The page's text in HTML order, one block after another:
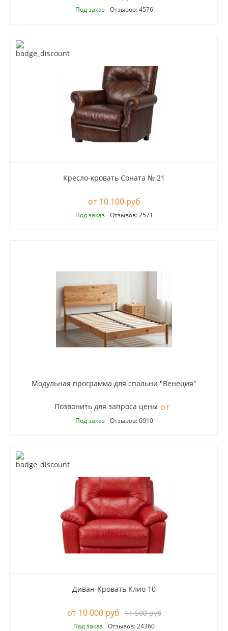
Под заказ Отзывов: 4576
Кресло-кровать Соната № 21
10 100 руб
Под заказ Отзывов: 2571
Модульная программа для спальни "Венеция"
Позвонить для запроса цены
Под заказ Отзывов: 6910
Диван-Кровать Клио 10
10 000 руб 11 500 руб
Под заказ Отзывов: 24360